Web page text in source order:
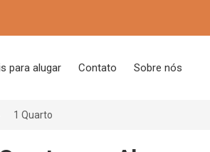
para alugar Contato Sobre nós
1 Quarto